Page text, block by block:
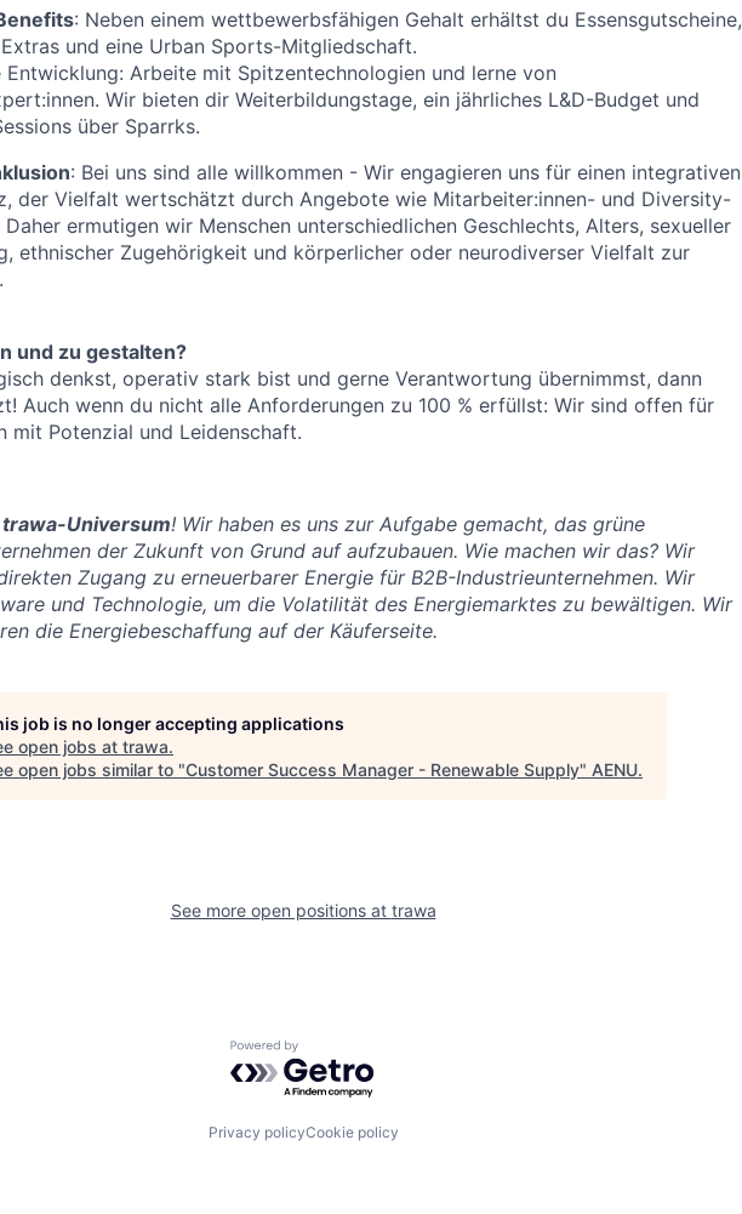
: Neben einem wettbewerbsfähigen Gehalt erhältst du Essensgutscheine,
und eine Urban Sports-Mitgliedschaft.
Entwicklung: Arbeite mit Spitzentechnologien und lerne von
Wir bieten dir Weiterbildungstage, ein jährliches L&D-Budget und
über Sparrks.
: Bei uns sind alle willkommen - Wir engagieren uns für einen integrativen
der Vielfalt wertschätzt durch Angebote wie Mitarbeiter:innen- und Diversity-
ermutigen wir Menschen unterschiedlichen Geschlechts, Alters, sexueller
ethnischer Zugehörigkeit und körperlicher oder neurodiverser Vielfalt zur
und zu gestalten?
denkst, operativ stark bist und gerne Verantwortung übernimmst, dann
Auch wenn du nicht alle Anforderungen zu 100 % erfüllst: Wir sind offen für
mit Potenzial und Leidenschaft.
trawa-Universum! Wir haben es uns zur Aufgabe gemacht, das grüne
der Zukunft von Grund auf aufzubauen. Wie machen wir das? Wir
Zugang zu erneuerbarer Energie für B2B-Industrieunternehmen. Wir
und Technologie, um die Volatilität des Energiemarktes zu bewältigen. Wir
die Energiebeschaffung auf der Käuferseite.
job is no longer accepting applications
open jobs at trawa.
open jobs similar to "Customer Success Manager - Renewable Supply" AENU.
See more open positions at trawa
Powered by Getro.com
Privacy policyCookie policy